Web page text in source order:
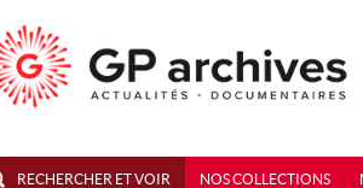
RECHERCHER ET VOIR NOS COLLECTIONS